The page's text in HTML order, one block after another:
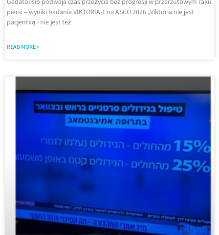
piersi – wyniki badania VIKTORIA-1 na ASCO 2026 „Viktoria nie jest
pacjentką i nie jest też
READ MORE »